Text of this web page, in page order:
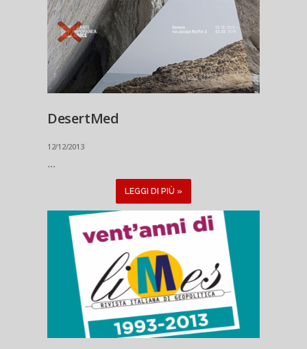
DesertMed
12/12/2013
...
LEGGI DI PIÙ »